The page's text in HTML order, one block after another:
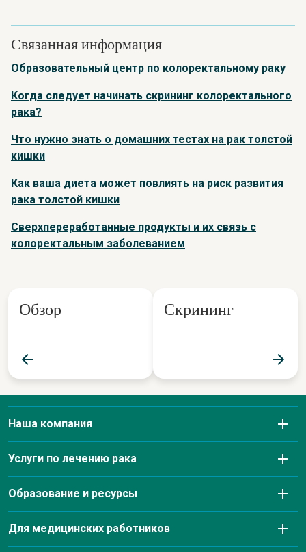
Связанная информация
Образовательный центр по колоректальному раку
Когда следует начинать скрининг колоректального
рака?
Что нужно знать о домашних тестах на рак толстой
кишки
Как ваша диета может повлиять на риск развития
рака толстой кишки
Сверхпереработанные продукты и их связь с
колоректальным заболеванием
Обзор Скрининг
Наша компания
Заболевания, которые мы лечим
Our Leadership Team
Услуги по лечению рака
Лабораторные услуги
Образование и ресурсы
Благотворительные мероприятия и аффилиации по
борьбе с раком
Для медицинских работников